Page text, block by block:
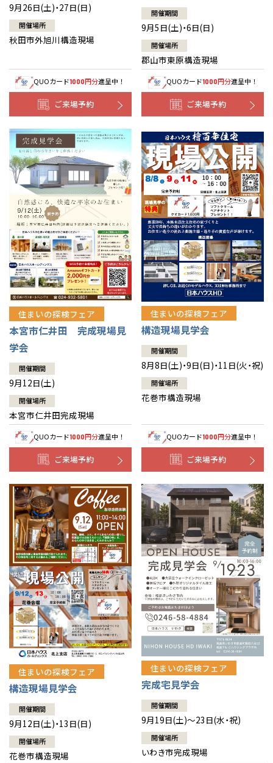
9月26日(土)・27日(日)
開催場所
秋田市外旭川構造現場
QUOカード1000円分進呈中！
ご来場予約
開催期間
9月5日(土)・6日(日)
開催場所
郡山市東原構造現場
QUOカード1000円分進呈中！
ご来場予約
住まいの探検フェア
本宮市仁井田 完成現場見
学会
開催期間
9月12日(土)
開催場所
本宮市仁井田完成現場
QUOカード1000円分進呈中！
ご来場予約
住まいの探検フェア
構造現場見学会
開催期間
8月8日(土)・9日(日)・11日(火・祝)
開催場所
花巻市構造現場
QUOカード1000円分進呈中！
ご来場予約
住まいの探検フェア
構造現場見学会
開催期間
9月12日(土)・13日(日)
開催場所
花巻市構造現場
住まいの探検フェア
完成宅見学会
開催期間
9月19日(土)～23日(水・祝)
開催場所
いわき市完成現場